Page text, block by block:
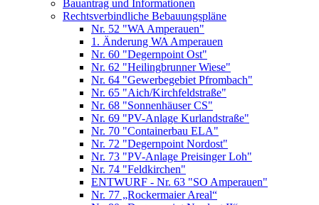
Bauantrag und Informationen
Rechtsverbindliche Bebauungspläne
Nr. 52 "WA Amperauen"
1. Änderung WA Amperauen
Nr. 60 "Degernpoint Ost"
Nr. 62 "Heilingbrunner Wiese"
Nr. 64 "Gewerbegebiet Pfrombach"
Nr. 65 "Aich/Kirchfeldstraße"
Nr. 68 "Sonnenhäuser CS"
Nr. 69 "PV-Anlage Kurlandstraße"
Nr. 70 "Containerbau ELA"
Nr. 72 "Degernpoint Nordost"
Nr. 73 "PV-Anlage Preisinger Loh"
Nr. 74 "Feldkirchen"
ENTWURF - Nr. 63 "SO Amperauen"
Nr. 77 „Rockermaier Areal“